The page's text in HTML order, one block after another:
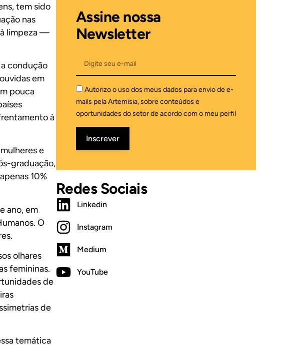
tem sido
nas
à limpeza —
condução
em
pouca
à
e
graduação,
10%
ano, em
O
olhares
femininas.
de
de
temática
Assine nossa
Newsletter
Autorizo o uso dos meus dados para envio de e-
mails pela Artemisia, sobre conteúdos e
oportunidades do setor de acordo com o meu perfil
Inscrever
Redes Sociais
Linkedin
Instagram
Medium
YouTube